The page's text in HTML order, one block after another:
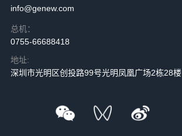
info@genew.com
总机：
0755-66688418
地址:
深圳市光明区创投路99号光明凤凰广场2栋28楼